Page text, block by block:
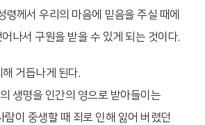
령께서 우리의 마음에 믿음을 주실 때에
나서 구원을 받을 수 있게 되는 것이다.
거듭나게 된다.
생명을 인간의 영으로 받아들이는
이 중생할 때 죄로 인해 잃어 버렸던